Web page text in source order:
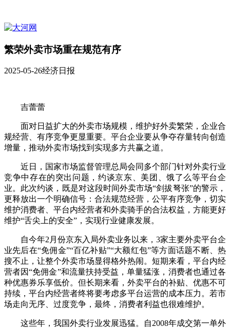
繁荣外卖市场重在规范有序
2025-05-26经济日报
吉蕾蕾
面对日益扩大的外卖市场规模，维护好外卖繁荣，企业合
规经营、有序竞争更显重要。平台企业要从争夺存量转向创造
增量，推动外卖市场找到实现多方共赢之道。
近日，国家市场监督管理总局会同多个部门针对外卖行业
竞争中存在的突出问题，约谈京东、美团、饿了么等平台企
业。此次约谈，既是对这段时间外卖市场“剑拔弩张”的警示，
更释放出一个明确信号：合法规范经营，公平有序竞争，切实
维护消费者、平台内经营者和外卖骑手的合法权益，方能更好
维护“舌尖上的安全”，实现行业健康发展。
自今年2月份京东入局外卖业务以来，3家主要外卖平台企
业先后在“免佣金”“百亿补贴”“大额红包”等方面话题不断、热
搜不止，让整个外卖市场显得格外热闹。短期来看，平台内经
营者因“免佣金”和流量扶持受益，单量猛涨，消费者也通过各
种优惠券乐享低价。但长期来看，外卖平台的补贴、优惠不可
持续，平台内经营者终将要考虑多平台运营的成本压力。若市
场走向无序、过度竞争，最终，消费者利益也很难维护。
这些年，我国外卖行业发展迅猛。自2008年成交第一单外